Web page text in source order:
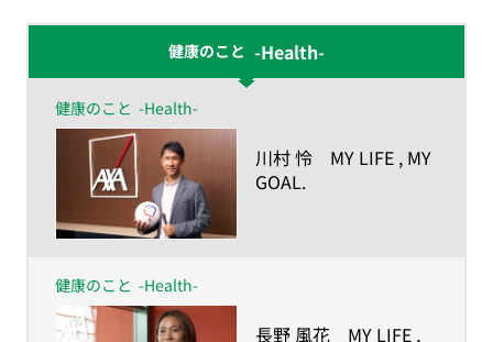
健康のこと -Health-
健康のこと -Health-
​川村 怜 MY LIFE , MY
GOAL.
健康のこと -Health-
​長野 風花 MY LIFE ,